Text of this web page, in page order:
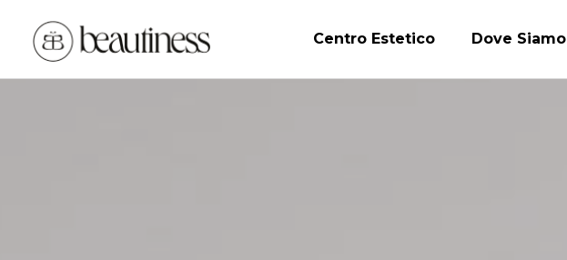
Centro Estetico Dove Siamo